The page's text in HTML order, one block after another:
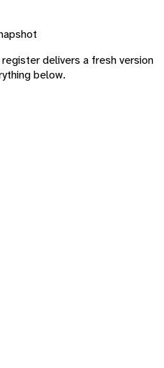
delivers a fresh version
below.